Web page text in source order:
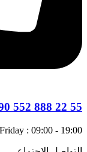
552 888 22 55
: 09:00 - 19:00